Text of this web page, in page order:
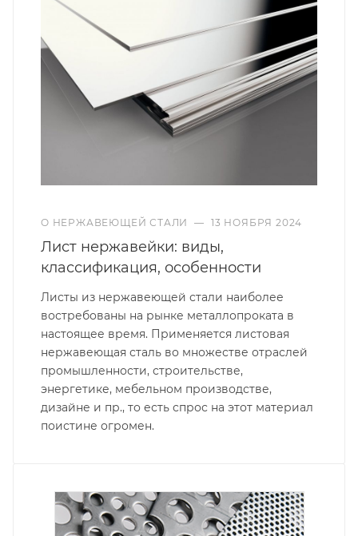
О НЕРЖАВЕЮЩЕЙ СТАЛИ — 13 НОЯБРЯ 2024
Лист нержавейки: виды,
классификация, особенности
Листы из нержавеющей стали наиболее
востребованы на рынке металлопроката в
настоящее время. Применяется листовая
нержавеющая сталь во множестве отраслей
промышленности, строительстве,
энергетике, мебельном производстве,
дизайне и пр., то есть спрос на этот материал
поистине огромен.